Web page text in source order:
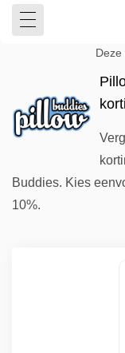
Buddies. Kies
10%.